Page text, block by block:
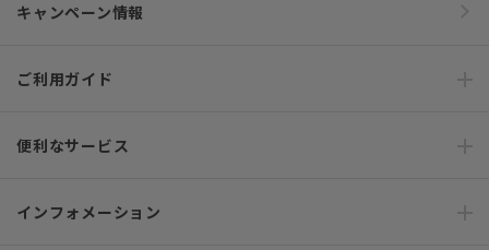
キャンペーン情報
ご利用ガイド
便利なサービス
インフォメーション